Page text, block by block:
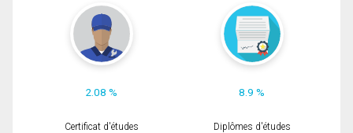
2.08 % 8.9 %
Certificat d'études
Diplômes d'études